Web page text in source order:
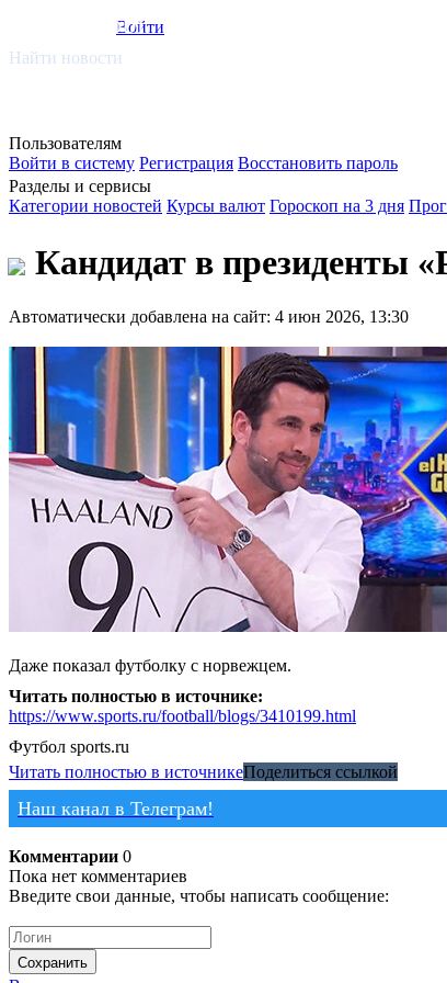
smi.mobi
Войти
Найти новости
Пользователям
Войти в систему Регистрация Восстановить пароль
Разделы и сервисы
Категории новостей Курсы валют Гороскоп на 3 дня
Кандидат в президенты
Автоматически добавлена на сайт: 4 июн 2026, 13:30
Даже показал футболку с норвежцем.
Читать полностью в источнике:
https://www.sports.ru/football/blogs/3410199.html
Футбол sports.ru
Читать полностью в источникеПоделиться ссылкой
Наш канал в Телеграм!
Комментарии 0
Пока нет комментариев
Введите свои данные, чтобы написать сообщение:
Сохранить